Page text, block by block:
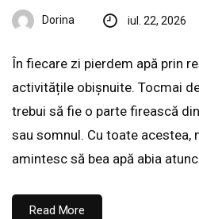
Dorina iul. 22, 2026
În fiecare zi pierdem apă prin
activitățile obișnuite. Tocmai
trebui să fie o parte firească
sau somnul. Cu toate acestea,
amintesc să bea apă abia
Read More